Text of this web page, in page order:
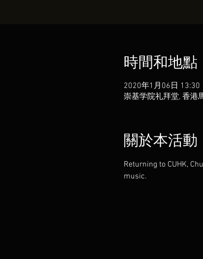
時間和地點
2020年1月06日 13:30
崇基学院礼拜堂, 香港
關於本活動
Returning to CUHK,
music.